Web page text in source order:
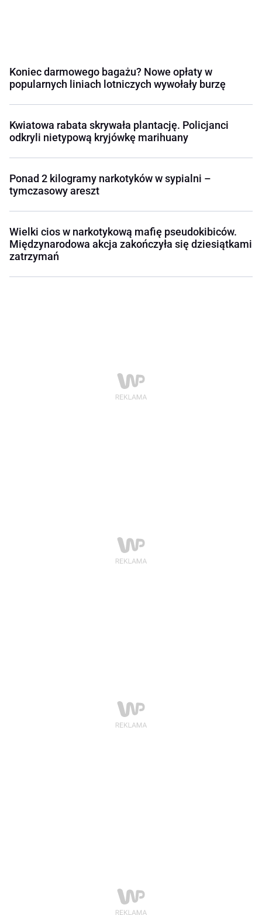
Koniec darmowego bagażu? Nowe opłaty w
popularnych liniach lotniczych wywołały burzę
Kwiatowa rabata skrywała plantację. Policjanci
odkryli nietypową kryjówkę marihuany
Ponad 2 kilogramy narkotyków w sypialni –
tymczasowy areszt
Wielki cios w narkotykową mafię pseudokibiców.
Międzynarodowa akcja zakończyła się dziesiątkami
zatrzymań